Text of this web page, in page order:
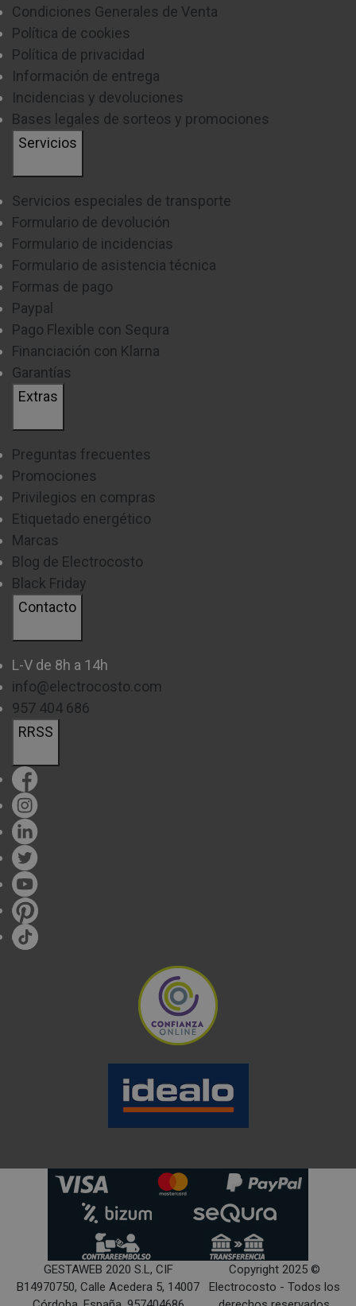
Condiciones Generales de Venta
Política de cookies
Política de privacidad
Información de entrega
Incidencias y devoluciones
Bases legales de sorteos y promociones
Servicios
Servicios especiales de transporte
Formulario de devolución
Formulario de incidencias
Formulario de asistencia técnica
Formas de pago
Paypal
Pago Flexible con Sequra
Financiación con Klarna
Garantías
Extras
Preguntas frecuentes
Promociones
Privilegios en compras
Etiquetado energético
Marcas
Blog de Electrocosto
Black Friday
Contacto
L-V de 8h a 14h
info@electrocosto.com
957 404 686
RRSS
GESTAWEB 2020 S.L, CIF
B14970750, Calle Acedera 5, 14007
Copyright 2025 ©
Electrocosto - Todos los